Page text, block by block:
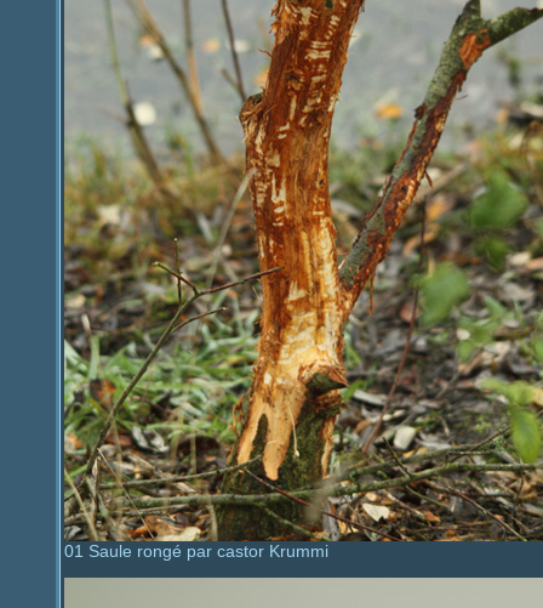
01 Saule rongé par castor Krummi